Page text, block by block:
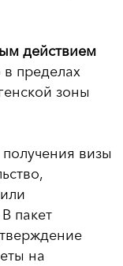
действием
пределах
зоны
визы
пакет
на